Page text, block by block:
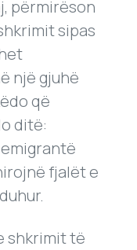
përmirëson
sipas
një gjuhë
që
ditë:
fjalët e
shkrimit të